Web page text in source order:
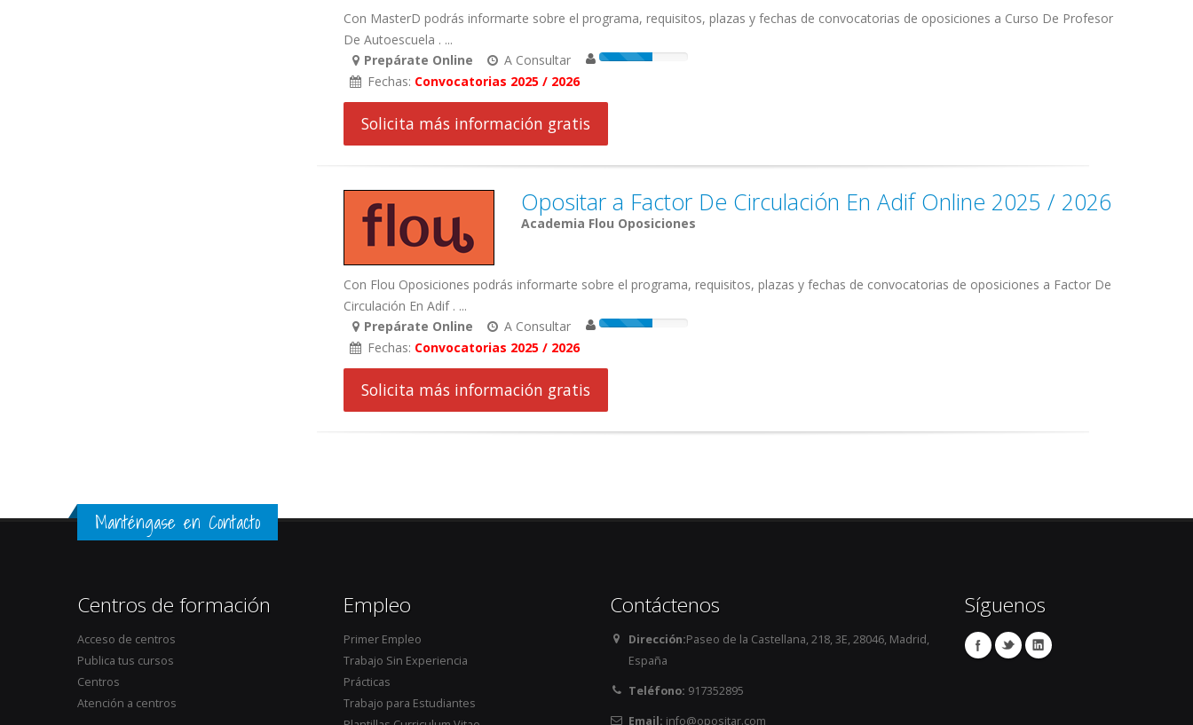
Con MasterD podrás informarte sobre el programa, requisitos, plazas y fechas de convocatorias de oposiciones a Curso De Profesor
De Autoescuela . ...
Prepárate Online
A Consultar
Fechas: Convocatorias 2025 / 2026
Solicita más información gratis
Opositar a Factor De Circulación En Adif Online 2025 / 2026
Academia Flou Oposiciones
Con Flou Oposiciones podrás informarte sobre el programa, requisitos, plazas y fechas de convocatorias de oposiciones a Factor De
Circulación En Adif . ...
Prepárate Online
A Consultar
Fechas: Convocatorias 2025 / 2026
Solicita más información gratis
Manténgase en Contacto
Centros de formación
Acceso de centros
Publica tus cursos
Centros
Atención a centros
Empleo
Primer Empleo
Trabajo Sin Experiencia
Prácticas
Trabajo para Estudiantes
Contáctenos
Dirección:Paseo de la Castellana, 218, 3E, 28046, Madrid,
España
Teléfono: 917352895
Email: info@opositar.com
Síguenos